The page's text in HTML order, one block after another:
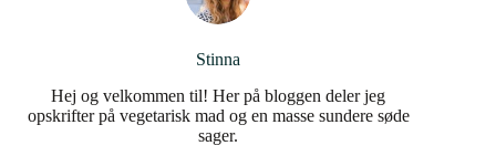
Stinna
Hej og velkommen til! Her på bloggen deler jeg
opskrifter på vegetarisk mad og en masse sundere søde
sager.